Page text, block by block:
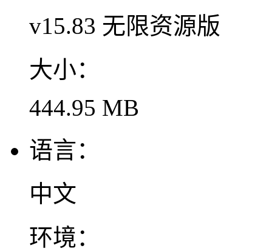
v15.83 无限资源版
大小：
444.95 MB
语言：
中文
环境：